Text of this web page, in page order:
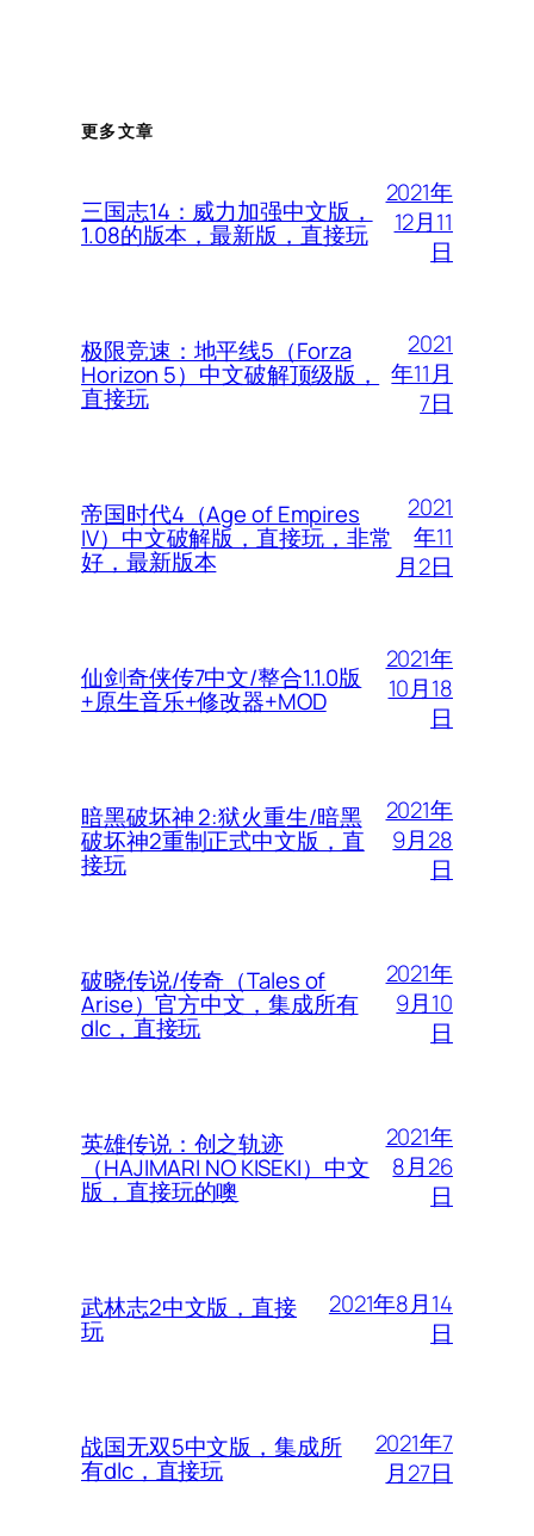
更多文章
三国志14：威力加强中文版，
1.08的版本，最新版，直接玩
2021年
12月11
日
极限竞速：地平线5（Forza
Horizon 5）中文破解顶级版，
直接玩
2021
年11月
7日
帝国时代4（Age of Empires
IV）中文破解版，直接玩，非常
好，最新版本
2021
年11
月2日
仙剑奇侠传7中文/整合1.1.0版
+原生音乐+修改器+MOD
2021年
10月18
日
暗黑破坏神 2:狱火重生/暗黑
破坏神2重制正式中文版，直
接玩
2021年
9月28
日
破晓传说/传奇（Tales of
Arise）官方中文，集成所有
dlc，直接玩
2021年
9月10
日
英雄传说：创之轨迹
（HAJIMARI NO KISEKI）中文
版，直接玩的噢
2021年
8月26
日
武林志2中文版，直接
玩
2021年8月14
日
战国无双5中文版，集成所
有dlc，直接玩
2021年7
月27日